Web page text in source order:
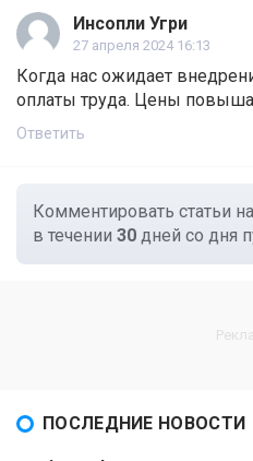
Инсопли Угри
27 апреля 2024 16:13
Когда нас ожидает
оплаты труда. Цены
Ответить
Комментировать статьи
в течении 30 дней со дня
ПОСЛЕДНИЕ НОВОСТИ